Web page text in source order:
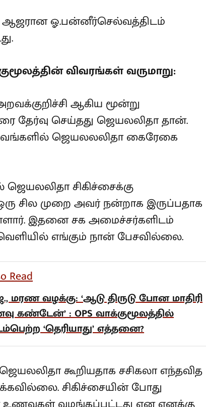
ஓ.பன்னீர்செல்வத்திடம்
ஆகிய மூன்று
தேர்வு செய்தது ஜெயலலிதா தான்.
ஜெயலலலிதா கைரேகை
சிகிச்சைக்கு
சில முறை அவர் நன்றாக
இதனை சக
வழக்கு: ‘ஆடு திருடு போன
கனவு கண்டேன்’ : OPS
இடம்பெற்ற ‘தெரியாது’